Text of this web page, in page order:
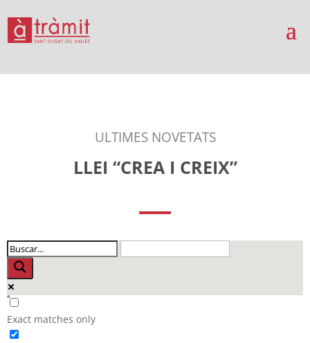
ULTIMES NOVETATS
LLEI “CREA I CREIX”
Exact matches only